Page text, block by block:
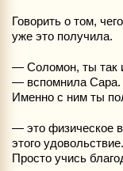
Говорить о том,
уже это получила.
— Соломон, ты так
— вспомнила
Именно с ним ты
— это физическое
этого
Просто учись